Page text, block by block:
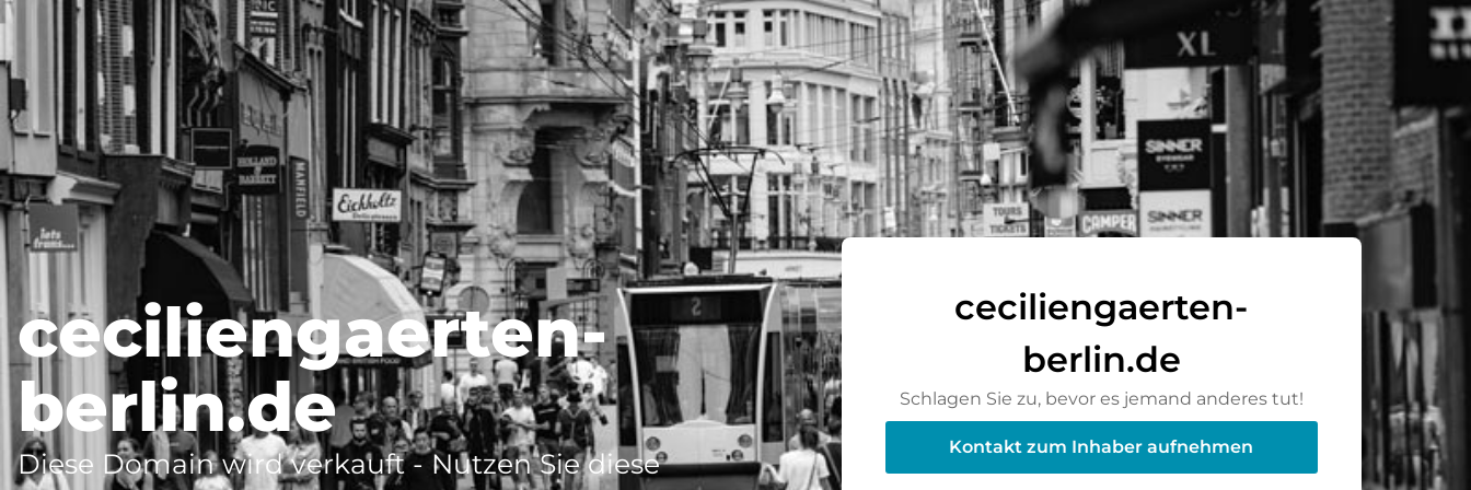
ceciliengaerten-
berlin.de
Diese Domain wird verkauft - Nutzen Sie diese
ceciliengaerten-
berlin.de
Schlagen Sie zu, bevor es jemand anderes tut!
Kontakt zum Inhaber aufnehmen